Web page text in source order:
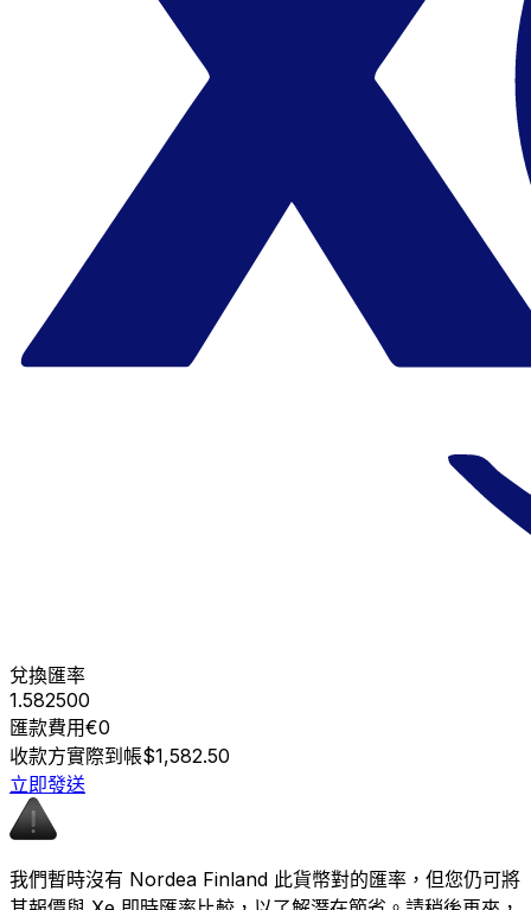
兌換匯率
1.582500
匯款費用€0
收款方實際到帳$1,582.50
立即發送
我們暫時沒有 Nordea Finland 此貨幣對的匯率，但您仍可將